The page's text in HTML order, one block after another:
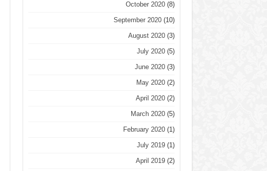
October 2020(8)
September 2020(10)
August 2020(3)
July 2020(5)
June 2020(3)
May 2020(2)
April 2020(2)
March 2020(5)
February 2020(1)
July 2019(1)
April 2019(2)